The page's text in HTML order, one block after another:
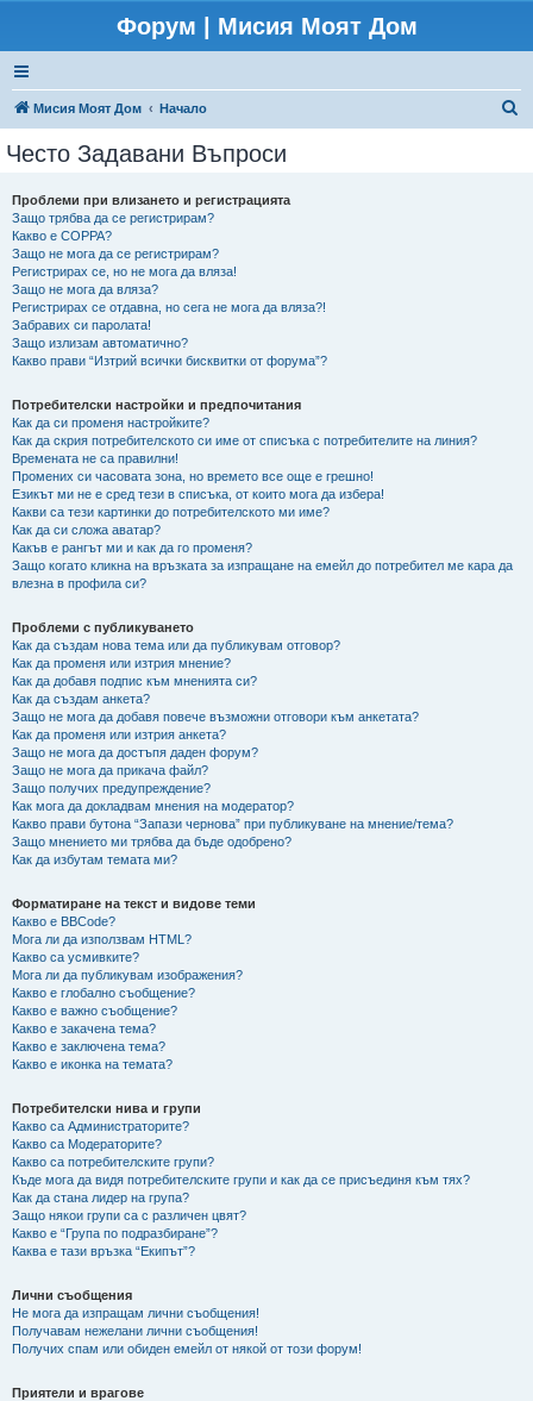
Форум | Мисия Моят Дом
Мисия Моят Дом Начало
Често Задавани Въпроси
Проблеми при влизането и регистрацията
Защо трябва да се регистрирам?
Какво е COPPA?
Защо не мога да се регистрирам?
Регистрирах се, но не мога да вляза!
Защо не мога да вляза?
Регистрирах се отдавна, но сега не мога да вляза?!
Забравих си паролата!
Защо излизам автоматично?
Какво прави “Изтрий всички бисквитки от форума”?
Потребителски настройки и предпочитания
Как да си променя настройките?
Как да скрия потребителското си име от списъка с потребителите на линия?
Времената не са правилни!
Промених си часовата зона, но времето все още е грешно!
Езикът ми не е сред тези в списъка, от които мога да избера!
Какви са тези картинки до потребителското ми име?
Как да си сложа аватар?
Какъв е рангът ми и как да го променя?
Защо когато кликна на връзката за изпращане на емейл до потребител ме кара да
влезна в профила си?
Проблеми с публикуването
Как да създам нова тема или да публикувам отговор?
Как да променя или изтрия мнение?
Как да добавя подпис към мненията си?
Как да създам анкета?
Защо не мога да добавя повече възможни отговори към анкетата?
Как да променя или изтрия анкета?
Защо не мога да достъпя даден форум?
Защо не мога да прикача файл?
Защо получих предупреждение?
Как мога да докладвам мнения на модератор?
Какво прави бутона “Запази чернова” при публикуване на мнение/тема?
Защо мнението ми трябва да бъде одобрено?
Как да избутам темата ми?
Форматиране на текст и видове теми
Какво е BBCode?
Мога ли да използвам HTML?
Какво са усмивките?
Мога ли да публикувам изображения?
Какво е глобално съобщение?
Какво е важно съобщение?
Какво е закачена тема?
Какво е заключена тема?
Какво е иконка на темата?
Потребителски нива и групи
Какво са Администраторите?
Какво са Модераторите?
Какво са потребителските групи?
Къде мога да видя потребителските групи и как да се присъединя към тях?
Как да стана лидер на група?
Защо някои групи са с различен цвят?
Какво е “Група по подразбиране”?
Каква е тази връзка “Екипът”?
Лични съобщения
Не мога да изпращам лични съобщения!
Получавам нежелани лични съобщения!
Получих спам или обиден емейл от някой от този форум!
Приятели и врагове